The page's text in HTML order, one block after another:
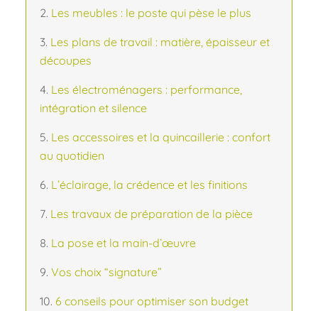
Les meubles : le poste qui pèse le plus
Les plans de travail : matière, épaisseur et
découpes
Les électroménagers : performance,
intégration et silence
Les accessoires et la quincaillerie : confort
au quotidien
L’éclairage, la crédence et les finitions
Les travaux de préparation de la pièce
La pose et la main-d’œuvre
Vos choix “signature”
6 conseils pour optimiser son budget